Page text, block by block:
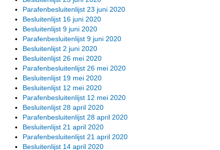
Parafenbesluitenlijst 23 juni 2020
Besluitenlijst 16 juni 2020
Besluitenlijst 9 juni 2020
Parafenbesluitenlijst 9 juni 2020
Besluitenlijst 2 juni 2020
Besluitenlijst 26 mei 2020
Parafenbesluitenlijst 26 mei 2020
Besluitenlijst 19 mei 2020
Besluitenlijst 12 mei 2020
Parafenbesluitenlijst 12 mei 2020
Besluitenlijst 28 april 2020
Parafenbesluitenlijst 28 april 2020
Besluitenlijst 21 april 2020
Parafenbesluitenlijst 21 april 2020
Besluitenlijst 14 april 2020